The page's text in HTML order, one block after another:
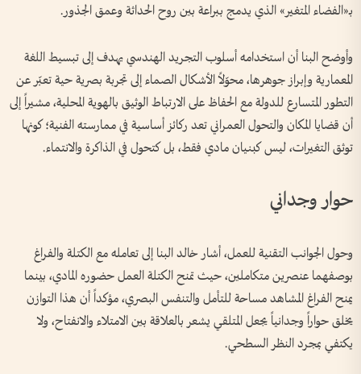
بـ«الفضاء المتغير» الذي يدمج ببراعة بين روح الحداثة وعمق الجذور.
وأوضح البنا أن استخدامه أسلوب التجريد الهندسي يهدف إلى تبسيط اللغة
المعمارية وإبراز جوهرها، محوّلاً الأشكال الصماء إلى تجربة بصرية حية تعبّر عن
التطور المتسارع للدولة مع الحفاظ على الارتباط الوثيق بالهوية المحلية، مشيراً إلى
أن قضايا المكان والتحول العمراني تعد ركائز أساسية في ممارسته الفنية؛ كونها
توثق التغيرات، ليس كبنيان مادي فقط، بل كتحول في الذاكرة والانتماء.
حوار وجداني
وحول الجوانب التقنية للعمل، أشار خالد البنا إلى تعامله مع الكتلة والفراغ
بوصفهما عنصرين متكاملين، حيث تمنح الكتلة العمل حضوره المادي، بينما
يمنح الفراغ المشاهد مساحة للتأمل والتنفس البصري، مؤكداً أن هذا التوازن
يخلق حواراً وجدانياً يجعل المتلقي يشعر بالعلاقة بين الامتلاء والانفتاح، ولا
يكتفي بمجرد النظر السطحي.